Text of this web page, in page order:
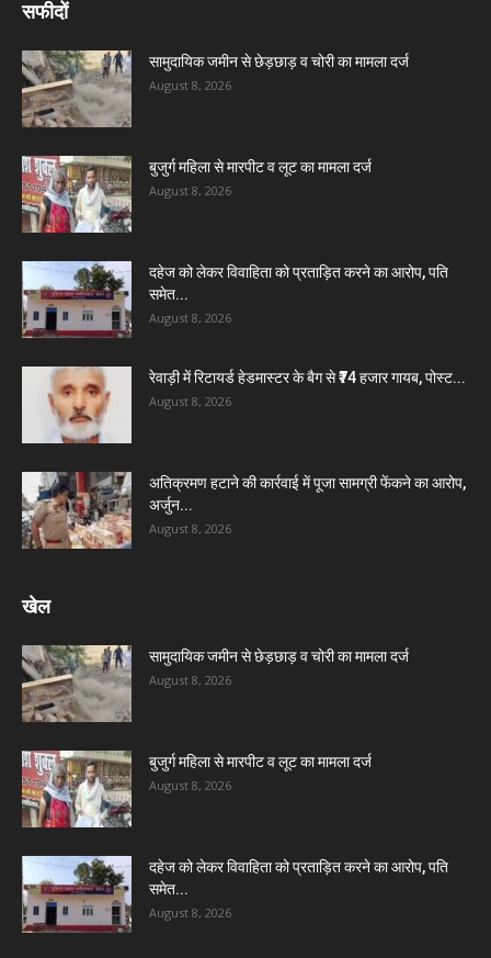
सफीदों
सामुदायिक जमीन से छेड़छाड़ व चोरी का मामला दर्ज
August 8, 2026
बुजुर्ग महिला से मारपीट व लूट का मामला दर्ज
August 8, 2026
दहेज को लेकर विवाहिता को प्रताड़ित करने का आरोप, पति
समेत...
August 8, 2026
रेवाड़ी में रिटायर्ड हेडमास्टर के बैग से ₹74 हजार गायब, पोस्ट...
August 8, 2026
अतिक्रमण हटाने की कार्रवाई में पूजा सामग्री फेंकने का आरोप,
अर्जुन...
August 8, 2026
खेल
सामुदायिक जमीन से छेड़छाड़ व चोरी का मामला दर्ज
August 8, 2026
बुजुर्ग महिला से मारपीट व लूट का मामला दर्ज
August 8, 2026
दहेज को लेकर विवाहिता को प्रताड़ित करने का आरोप, पति
समेत...
August 8, 2026